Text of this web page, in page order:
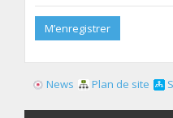
M’enregistrer
News Plan de site